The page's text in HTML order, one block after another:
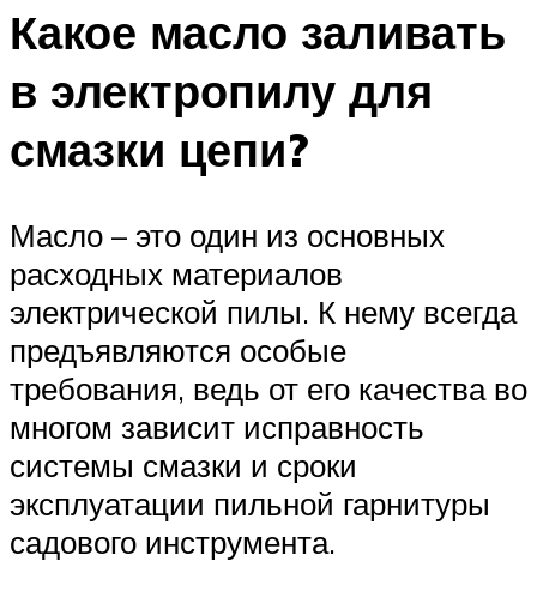
Какое масло заливать
в электропилу для
смазки цепи?
Масло – это один из основных
расходных материалов
электрической пилы. К нему всегда
предъявляются особые
требования, ведь от его качества во
многом зависит исправность
системы смазки и сроки
эксплуатации пильной гарнитуры
садового инструмента.